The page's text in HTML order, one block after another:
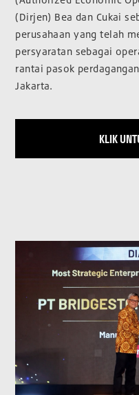
(Dirjen) Bea dan Cukai
perusahaan yang telah
persyaratan sebagai
rantai pasok
Jakarta.
KLIK